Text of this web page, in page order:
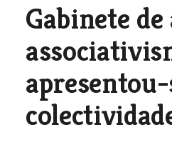
Gabinete
apresentou-